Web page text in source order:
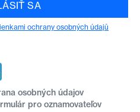
SA
ochrany osobných údajů
osobných údajov
pro oznamovateľov